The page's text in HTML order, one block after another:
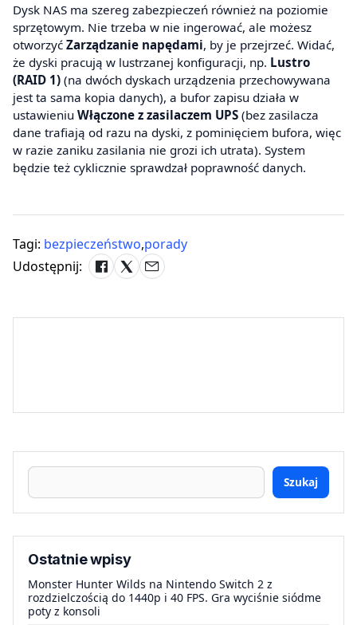
Dysk NAS ma szereg zabezpieczeń również na poziomie
sprzętowym. Nie trzeba w nie ingerować, ale możesz
otworzyć Zarządzanie napędami, by je przejrzeć. Widać,
że dyski pracują w lustrzanej konfiguracji, np. Lustro
(RAID 1) (na dwóch dyskach urządzenia przechowywana
jest ta sama kopia danych), a bufor zapisu działa w
ustawieniu Włączone z zasilaczem UPS (bez zasilacza
dane trafiają od razu na dyski, z pominięciem bufora, więc
w razie zaniku zasilania nie grozi ich utrata). System
będzie też cyklicznie sprawdzał poprawność danych.
Tagi: bezpieczeństwo,porady
Udostępnij:
Szukaj
Ostatnie wpisy
Monster Hunter Wilds na Nintendo Switch 2 z
rozdzielczością do 1440p i 40 FPS. Gra wyciśnie siódme
poty z konsoli